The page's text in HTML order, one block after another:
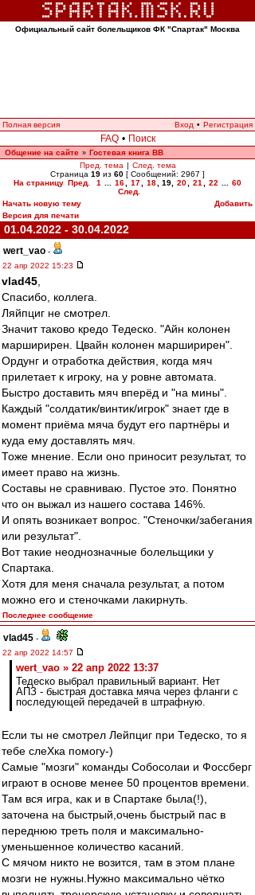
Официальный сайт болельщиков ФК "Спартак" Москва
Полная версия Вход • Регистрация
FAQ • Поиск
Общение на сайте » Гостевая книга ВВ
Пред. тема | След. тема
Страница 19 из 60 [ Сообщений: 2967 ]
На страницу Пред. 1 16 17 18 19 20 21 22
60
След.
Начать новую тему
Добавить
Версия для печати
01.04.2022 - 30.04.2022
wert_vao -
22 апр 2022 15:23
vlad45
Спасибо, коллега.
Ляйпциг не смотрел.
Значит таково кредо Тедеско. "Айн колонен
марширирен. Цвайн колонен марширирен".
Ордунг и отработка действия, когда мяч
прилетает к игроку, на у ровне автомата.
Быстро доставить мяч вперёд и "на мины".
Каждый "солдатик/винтик/игрок" знает где в
момент приёма мяча будут его партнёры и
куда ему доставлять мяч.
Тоже мнение. Если оно приносит результат, то
имеет право на жизнь.
Составы не сравниваю. Пустое это. Понятно
что он выжал из нашего состава 146%.
И опять возникает вопрос. "Стеночки/забегания
или результат".
Вот такие неоднозначные болельщики у
Спартака.
Хотя для меня сначала результат, а потом
можно его и стеночками лакирнуть.
Последнее сообщение
vlad45 -
22 апр 2022 14:57
wert_vao » 22 апр 2022 13:37
Тедеско выбрал правильный вариант. Нет
АПЗ - быстрая доставка мяча через фланги с
последующей передачей в штрафную.
Если ты не смотрел Лейпциг при Тедеско, то я
тебе слеХка помогу-)
Самые "мозги" команды Собосолаи и Фоссберг
играют в основе менее 50 процентов времени.
Там вся игра, как и в Спартаке была(!),
заточена на быстрый,очень быстрый пас в
переднюю треть поля и максимально-
уменьшенное количество касаний.
С мячом никто не возится, там в этом плане
мозги не нужны.Нужно максимально чётко